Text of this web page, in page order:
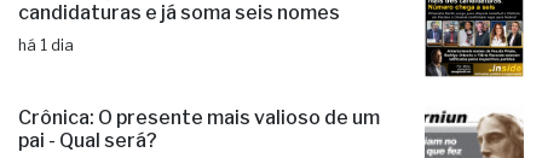
candidaturas e já soma seis nomes
há 1 dia
Crônica: O presente mais valioso de um
pai - Qual será?